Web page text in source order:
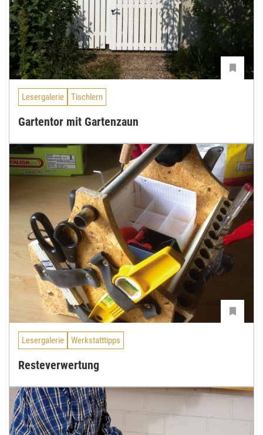
Lesergalerie Tischlern
Gartentor mit Gartenzaun
Lesergalerie Werkstatttipps
Resteverwertung